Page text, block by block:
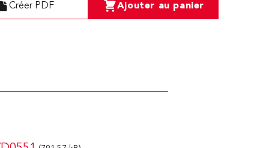
Ajouter au panier
Créer PDF